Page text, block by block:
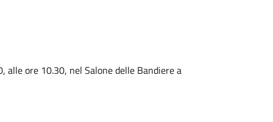
alle ore 10.30, nel Salone delle Bandiere a